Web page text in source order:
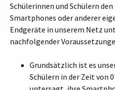
Schülerinnen und Schülern
Smartphones oder anderer
Endgeräte in unserem Netz
nachfolgender
Grundsätzlich ist es
Schülern in der Zeit von